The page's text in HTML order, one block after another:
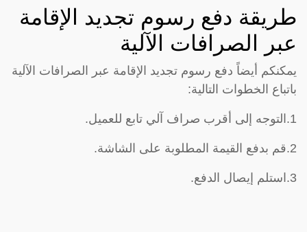
طريقة دفع رسوم تجديد الإقامة
عبر الصرافات الآلية
يمكنكم أيضاً دفع رسوم تجديد الإقامة عبر الصرافات الآلية
باتباع الخطوات التالية:
1.التوجه إلى أقرب صراف آلي تابع للعميل.
2.قم بدفع القيمة المطلوبة على الشاشة.
3.استلم إيصال الدفع.